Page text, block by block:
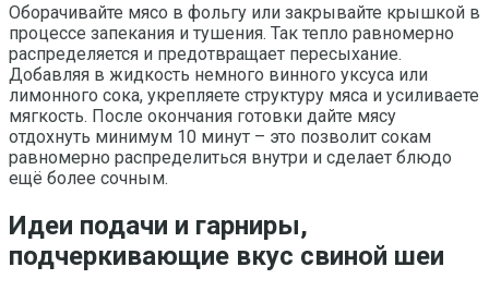
Оборачивайте мясо в фольгу или закрывайте крышкой в
процессе запекания и тушения. Так тепло равномерно
распределяется и предотвращает пересыхание.
Добавляя в жидкость немного винного уксуса или
лимонного сока, укрепляете структуру мяса и усиливаете
мягкость. После окончания готовки дайте мясу
отдохнуть минимум 10 минут – это позволит сокам
равномерно распределиться внутри и сделает блюдо
ещё более сочным.
Идеи подачи и гарниры,
подчеркивающие вкус свиной шеи